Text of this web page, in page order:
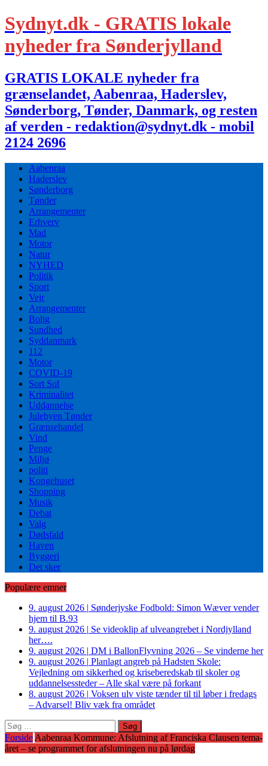
Sydnyt.dk - GRATIS lokale
nyheder fra Sønderjylland
GRATIS LOKALE nyheder fra
grænselandet, Aabenraa, Haderslev,
Sønderborg, Tønder, Danmark, og resten
af verden - redaktion@sydnyt.dk - mobil
2124 2696
Aabenraa
Haderslev
Sønderborg
Tønder
Arrangementer
Erhverv
Mad
Motor
Natur
NYHED
Politik
Sport
Vejr
Arrangementer
Bolig
Sundhed
Syddanmark
112
Motor
COVID-19
Sort Sol
Kriminalitet
Uddannelse
Julebyen Tønder
Grænsehandel
Vind
Penge
Miljø
politi
Kongehuset
Shopping
Musik
Debat
Valg
Dødsfald
Haven
Byggeri
Det sker
Populære emner
9. august 2026 | Sønderjyske Fodbold: Simon Wæver vender
hjem til B.93
9. august 2026 | Se videoklip af ulveangrebet i Nordjylland
her….
9. august 2026 | DM i BallonFlyvning 2026 – Se vinderne her
9. august 2026 | Planlagt angreb på Hadsten Skole:
Vejledning om sikkerhed og kriseberedskab til skoler og
uddannelsessteder – Alle skal være på forkant
8. august 2026 | Voksen ulv viste tænder til til løber i fredags
– Advarsel! Bliv væk fra området
Søg
efter:
Forside Aabenraa Kommune: Afslutning af Franciska Clausen tema-
året – se programmet for afslutningen nu på lørdag